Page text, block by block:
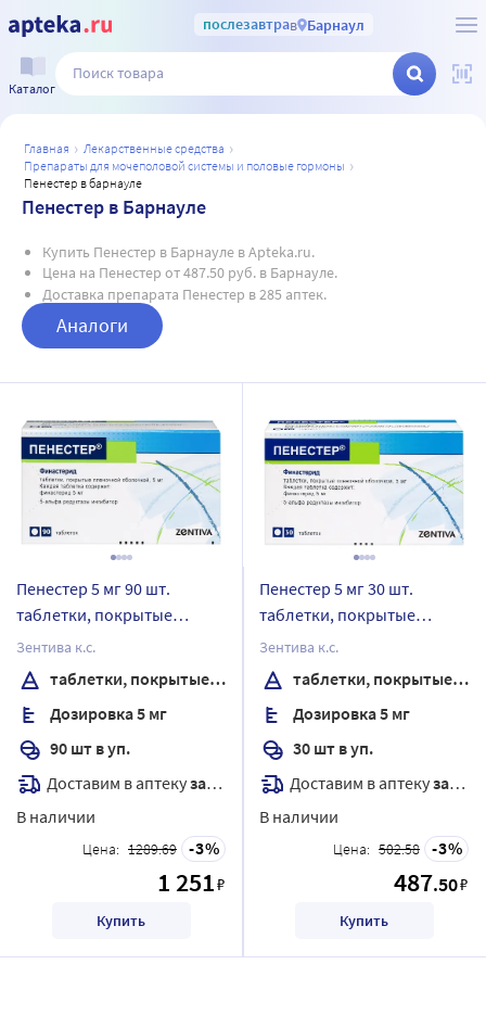
послезавтрав Барнаул
Каталог
главная
лекарственные средства
препараты для мочеполовой системы и половые гормоны
пенестер в барнауле
Пенестер в Барнауле
Купить Пенестер в Барнауле в Apteka.ru.
Цена на Пенестер от 487.50 руб. в Барнауле.
Доставка препарата Пенестер в 285 аптек.
Аналоги
Пенестер 5 мг 90 шт.
таблетки, покрытые
пленочной оболочкой
Зентива к.с.
таблетки, покрытые пленочной оболочкой
Дозировка 5 мг
90 шт в уп.
Доставим в аптекузавтра
В наличии
Цена: 1289.69 3
1 251₽
Купить
Пенестер 5 мг 30 шт.
таблетки, покрытые
пленочной оболочкой
Зентива к.с.
таблетки, покрытые пленочной оболочкой
Дозировка 5 мг
30 шт в уп.
Доставим в аптекузавтра
В наличии
Цена: 502.58 3
487.50₽
Купить